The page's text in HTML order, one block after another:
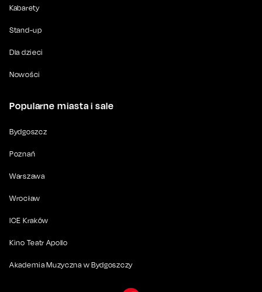
Kabarety
Stand-up
Dla dzieci
Nowości
Popularne miasta i sale
Bydgoszcz
Poznań
Warszawa
Wrocław
ICE Kraków
Kino Teatr Apollo
Akademia Muzyczna w Bydgoszczy